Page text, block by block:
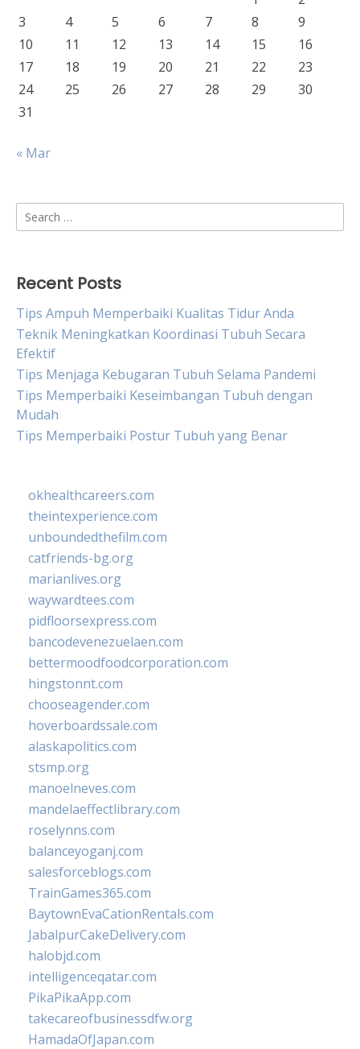
3
4 5 6 7 8
9
10
11 12 13 14 15
16
17
18 19 20 21 22
23
24
25 26 27 28 29
30
31
« Mar
Search
for:
Recent Posts
Tips Ampuh Memperbaiki Kualitas Tidur Anda
Teknik Meningkatkan Koordinasi Tubuh Secara
Efektif
Tips Menjaga Kebugaran Tubuh Selama Pandemi
Tips Memperbaiki Keseimbangan Tubuh dengan
Mudah
Tips Memperbaiki Postur Tubuh yang Benar
okhealthcareers.com
theintexperience.com
unboundedthefilm.com
catfriends-bg.org
marianlives.org
waywardtees.com
pidfloorsexpress.com
bancodevenezuelaen.com
bettermoodfoodcorporation.com
hingstonnt.com
chooseagender.com
hoverboardssale.com
alaskapolitics.com
stsmp.org
manoelneves.com
mandelaeffectlibrary.com
roselynns.com
balanceyoganj.com
salesforceblogs.com
TrainGames365.com
BaytownEvaCationRentals.com
JabalpurCakeDelivery.com
halobjd.com
intelligenceqatar.com
PikaPikaApp.com
takecareofbusinessdfw.org
HamadaOfJapan.com